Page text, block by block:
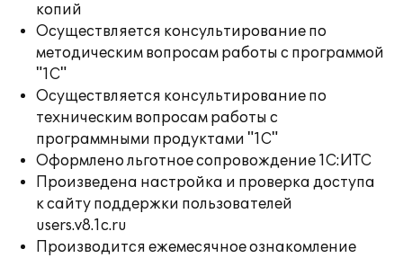
копий
Осуществляется консультирование по
методическим вопросам работы с программой
"1С"
Осуществляется консультирование по
техническим вопросам работы с
программными продуктами "1С"
Оформлено льготное сопровождение 1С:ИТС
Произведена настройка и проверка доступа
к сайту поддержки пользователей
users.v8.1c.ru
Производится ежемесячное ознакомление